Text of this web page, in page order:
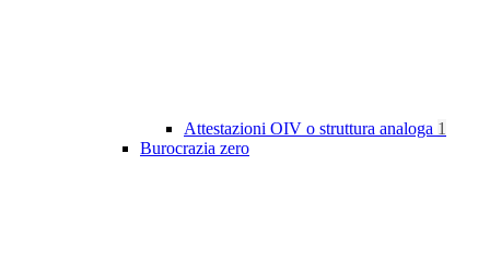
Attestazioni OIV o struttura analoga 1
Burocrazia zero